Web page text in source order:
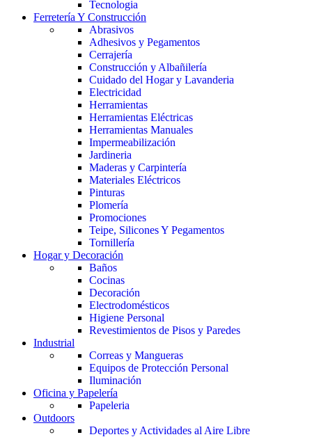
Tecnologia
Ferretería Y Construcción
Abrasivos
Adhesivos y Pegamentos
Cerrajería
Construcción y Albañilería
Cuidado del Hogar y Lavanderia
Electricidad
Herramientas
Herramientas Eléctricas
Herramientas Manuales
Impermeabilización
Jardineria
Maderas y Carpintería
Materiales Eléctricos
Pinturas
Plomería
Promociones
Teipe, Silicones Y Pegamentos
Tornillería
Hogar y Decoración
Baños
Cocinas
Decoración
Electrodomésticos
Higiene Personal
Revestimientos de Pisos y Paredes
Industrial
Correas y Mangueras
Equipos de Protección Personal
Iluminación
Oficina y Papelería
Papeleria
Outdoors
Deportes y Actividades al Aire Libre